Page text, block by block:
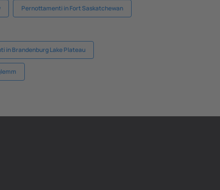
Pernottamenti in Fort Saskatchewan
in Brandenburg Lake Plateau